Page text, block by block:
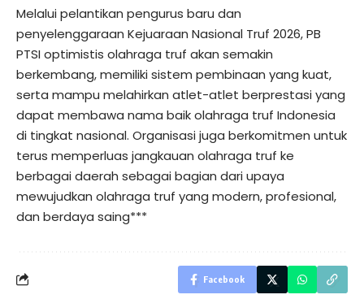
Melalui pelantikan pengurus baru dan
penyelenggaraan Kejuaraan Nasional Truf 2026, PB
PTSI optimistis olahraga truf akan semakin
berkembang, memiliki sistem pembinaan yang kuat,
serta mampu melahirkan atlet-atlet berprestasi yang
dapat membawa nama baik olahraga truf Indonesia
di tingkat nasional. Organisasi juga berkomitmen untuk
terus memperluas jangkauan olahraga truf ke
berbagai daerah sebagai bagian dari upaya
mewujudkan olahraga truf yang modern, profesional,
dan berdaya saing***
Facebook